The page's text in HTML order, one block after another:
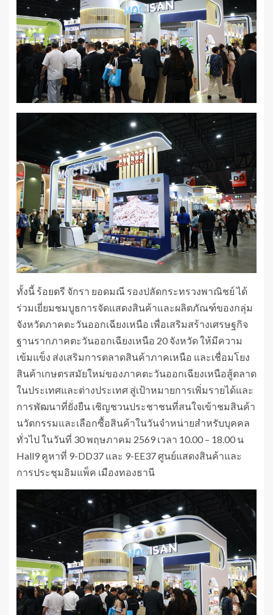
ทั้งนี้ ร้อยตรี จักรา ยอดมณี รองปลัดกระทรวงพาณิชย์ ได้
ร่วมเยี่ยมชมบูธการจัดแสดงสินค้าและผลิตภัณฑ์ของกลุ่ม
จังหวัดภาคตะวันออกเฉียงเหนือ เพื่อเสริมสร้างเศรษฐกิจ
ฐานรากภาคตะวันออกเฉียงเหนือ 20 จังหวัด ให้มีความ
เข้มแข็ง ส่งเสริมการตลาดสินค้าภาคเหนือ และเชื่อมโยง
สินค้าเกษตรสมัยใหม่ของภาคตะวันออกเฉียงเหนือสู้ตลาด
ในประเทศและต่างประเทศ สู่เป้าหมายการเพิ่มรายได้และ
การพัฒนาที่ยั่งยืน เชิญชวนประชาชนที่สนใจเข้าชมสินค้า
นวัตกรรมและเลือกซื้อสินค้าในวันจำหน่ายสำหรับบุคคล
ทั่วไป ในวันที่ 30 พฤษภาคม 2569 เวลา 10.00 – 18.00 น
Hall9 คูหาที่ 9-DD37 และ 9-EE37 ศูนย์แสดงสินค้าและ
การประชุมอิมแพ็ค เมืองทองธานี